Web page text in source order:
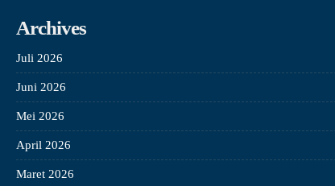
Archives
Juli 2026
Juni 2026
Mei 2026
April 2026
Maret 2026